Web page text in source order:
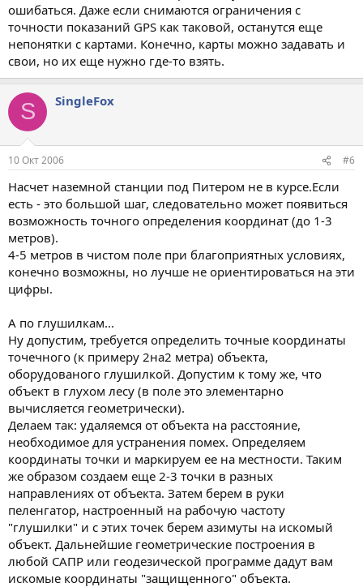
ошибаться. Даже если снимаются ограничения с
точности показаний GPS как таковой, останутся еще
непонятки с картами. Конечно, карты можно задавать и
свои, но их еще нужно где-то взять.
S SingleFox
10 Окт 2006 #6
Насчет наземной станции под Питером не в курсе.Если
есть - это большой шаг, следовательно может появиться
возможность точного определения координат (до 1-3
метров).
4-5 метров в чистом поле при благоприятных условиях,
конечно возможны, но лучше не ориентироваться на эти
цифры.
А по глушилкам...
Ну допустим, требуется определить точные координаты
точечного (к примеру 2на2 метра) объекта,
оборудованого глушилкой. Допустим к тому же, что
объект в глухом лесу (в поле это элементарно
вычисляется геометрически).
Делаем так: удаляемся от объекта на расстояние,
необходимое для устранения помех. Определяем
координаты точки и маркируем ее на местности. Таким
же образом создаем еще 2-3 точки в разных
направлениях от объекта. Затем берем в руки
пеленгатор, настроенный на рабочую частоту
"глушилки" и с этих точек берем азимуты на искомый
объект. Дальнейшие геометрические построения в
любой САПР или геодезической программе дадут вам
искомые координаты "защищенного" объекта.